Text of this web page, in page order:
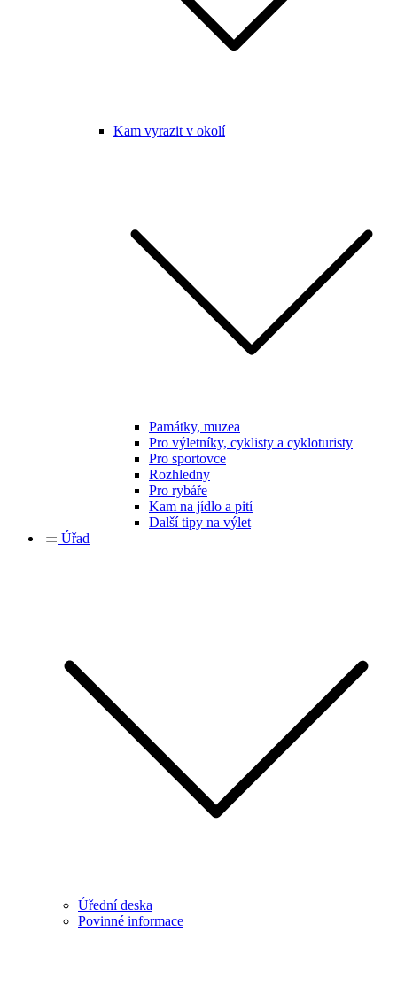
Kam vyrazit v okolí
Památky, muzea
Pro výletníky, cyklisty a cykloturisty
Pro sportovce
Rozhledny
Pro rybáře
Kam na jídlo a pití
Další tipy na výlet
Úřad
Úřední deska
Povinné informace